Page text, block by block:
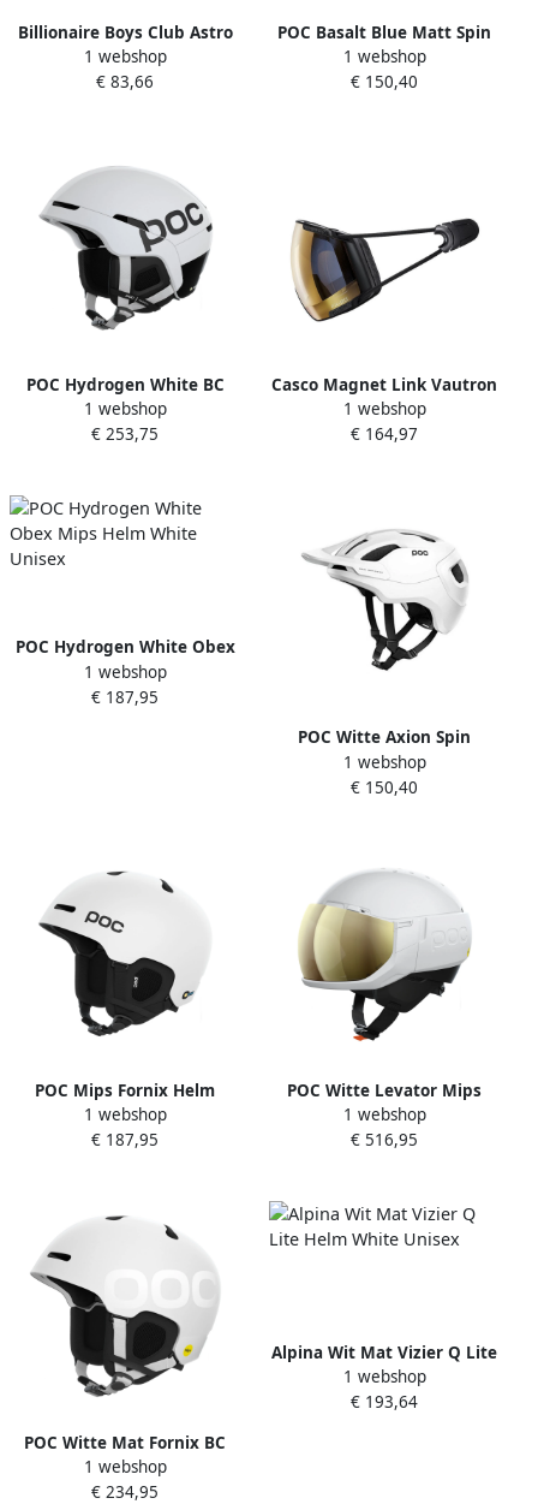
Billionaire Boys Club Astro
Helmet T White Heren
1 webshop
€ 83,66
POC Basalt Blue Matt Spin
Helm Blue Unisex
1 webshop
€ 150,40
POC Hydrogen White BC
Mips Helm White Unisex
1 webshop
€ 253,75
Casco Magnet Link Vautron
Helm Black Unisex
1 webshop
€ 164,97
POC Hydrogen White Obex
Mips Helm White Unisex
1 webshop
€ 187,95
POC Witte Axion Spin
Stijlvolle Helm White Unisex
1 webshop
€ 150,40
POC Mips Fornix Helm
Hydrogen White Unisex
1 webshop
€ 187,95
POC Witte Levator Mips
Helm White Unisex
1 webshop
€ 516,95
POC Witte Mat Fornix BC
Helm White Unisex
1 webshop
€ 234,95
Alpina Wit Mat Vizier Q Lite
Helm White Unisex
1 webshop
€ 193,64